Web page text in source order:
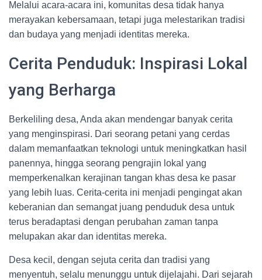
Melalui acara-acara ini, komunitas desa tidak hanya
merayakan kebersamaan, tetapi juga melestarikan tradisi
dan budaya yang menjadi identitas mereka.
Cerita Penduduk: Inspirasi Lokal
yang Berharga
Berkeliling desa, Anda akan mendengar banyak cerita
yang menginspirasi. Dari seorang petani yang cerdas
dalam memanfaatkan teknologi untuk meningkatkan hasil
panennya, hingga seorang pengrajin lokal yang
memperkenalkan kerajinan tangan khas desa ke pasar
yang lebih luas. Cerita-cerita ini menjadi pengingat akan
keberanian dan semangat juang penduduk desa untuk
terus beradaptasi dengan perubahan zaman tanpa
melupakan akar dan identitas mereka.
Desa kecil, dengan sejuta cerita dan tradisi yang
menyentuh, selalu menunggu untuk dijelajahi. Dari sejarah